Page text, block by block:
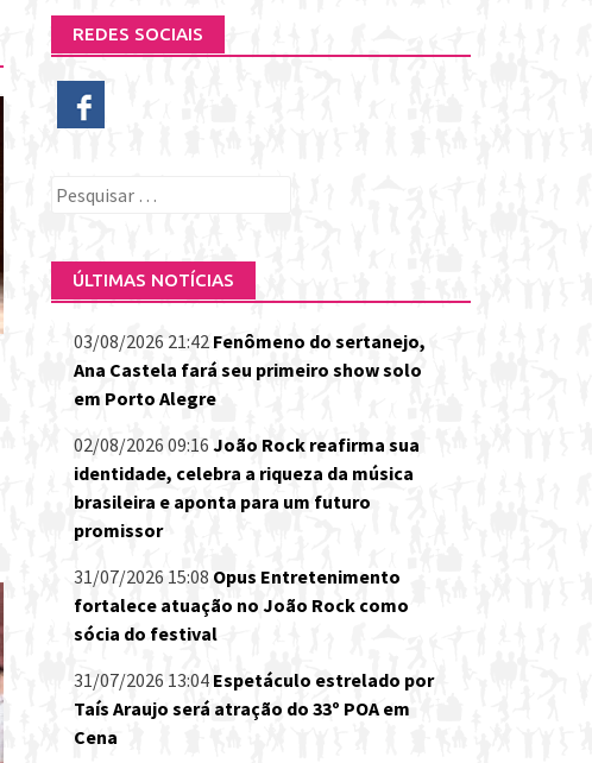
REDES SOCIAIS
Pesquisar
ÚLTIMAS NOTÍCIAS
03/08/2026 21:42 Fenômeno do sertanejo,
Ana Castela fará seu primeiro show solo
em Porto Alegre
02/08/2026 09:16 João Rock reafirma sua
identidade, celebra a riqueza da música
brasileira e aponta para um futuro
promissor
31/07/2026 15:08 Opus Entretenimento
fortalece atuação no João Rock como
sócia do festival
31/07/2026 13:04 Espetáculo estrelado por
Taís Araujo será atração do 33º POA em
Cena